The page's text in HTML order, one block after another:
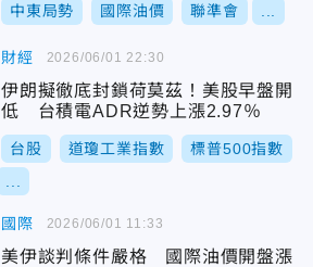
中東局勢 國際油價 聯準會
財經
伊朗擬徹底封鎖荷莫茲！美股早盤開
低 台積電ADR逆勢上漲2.97％
台股 道瓊工業指數 標普500指數
2026/06/01 22:30
國際
美伊談判條件嚴格 國際油價開盤漲
2026/06/01 11:33